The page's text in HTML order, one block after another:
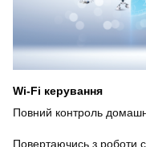
Wi-Fi керування
Повний контроль
Повертаючись з роботи